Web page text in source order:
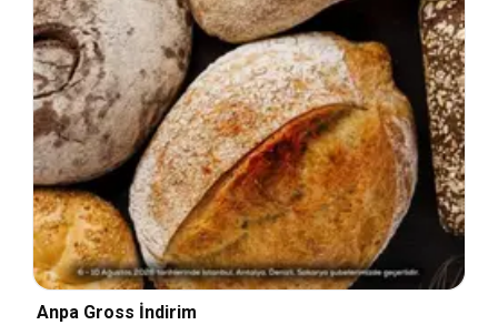
Anpa Gross İndirim